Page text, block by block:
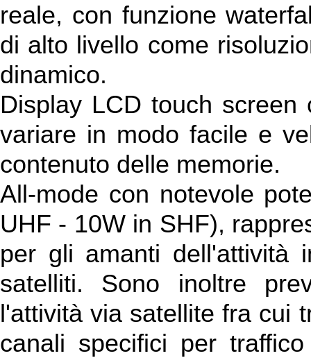
reale, con funzione
di alto livello come
dinamico.
Display LCD touch screen
variare in modo facile e
contenuto delle memorie.
All-mode con notevole
UHF - 10W in SHF),
per gli amanti dell'attività
satelliti. Sono inoltre
l'attività via satellite fra cui
canali specifici per